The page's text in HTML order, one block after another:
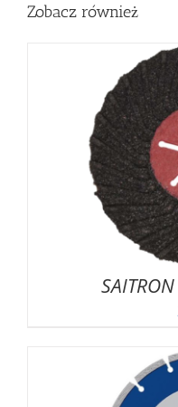
Zobacz również